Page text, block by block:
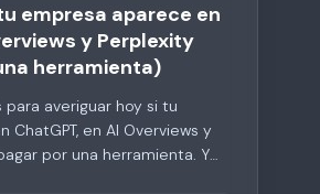
empresa aparece en
y Perplexity
herramienta)
averiguar hoy si tu
en AI Overviews y
por una herramienta. Y